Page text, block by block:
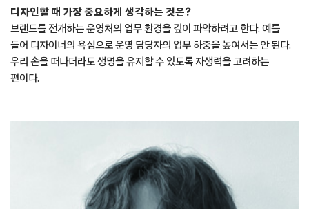
디자인할 때 가장 중요하게 생각하는 것은?
브랜드를 전개하는 운영처의 업무 환경을 깊이 파악하려고 한다. 예를
들어 디자이너의 욕심으로 운영 담당자의 업무 하중을 높여서는 안 된다.
우리 손을 떠나더라도 생명을 유지할 수 있도록 자생력을 고려하는
편이다.